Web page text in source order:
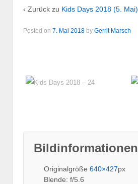
‹ Zurück zu Kids Days 2018 (5. Mai)
Posted on 7. Mai 2018 by Gerrit Marsch
Bildinformationen
Originalgröße 640×427px
Blende: f/5.6